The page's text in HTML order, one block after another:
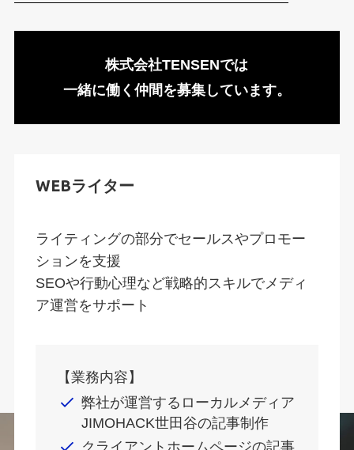
株式会社TENSENでは
一緒に働く仲間を募集しています。
WEBライター
ライティングの部分でセールスやプロモー
ションを支援
SEOや行動心理など戦略的スキルでメディ
ア運営をサポート
【業務内容】
弊社が運営するローカルメディア
JIMOHACK世田谷の記事制作
クライアントホームページの記事